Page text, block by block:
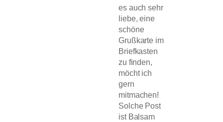
es auch sehr
liebe, eine
schöne
Grußkarte im
Briefkasten
zu finden,
möcht ich
gern
mitmachen!
Solche Post
ist Balsam